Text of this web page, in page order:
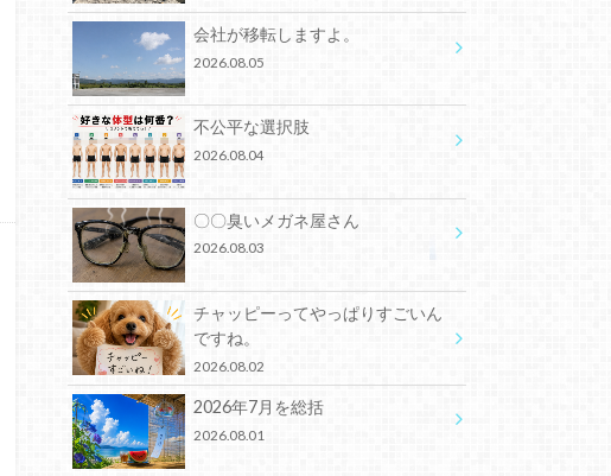
会社が移転しますよ。
2026.08.05
不公平な選択肢
2026.08.04
〇〇臭いメガネ屋さん
2026.08.03
チャッピーってやっぱりすごいん
ですね。
2026.08.02
2026年7月を総括
2026.08.01